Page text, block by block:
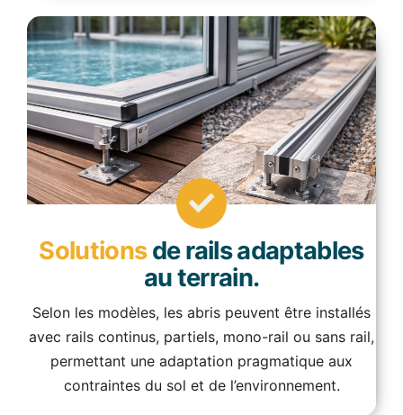
Solutionsde rails adaptables
au terrain.
Selon les modèles, les abris peuvent être installés
avec rails continus, partiels, mono-rail ou sans rail,
permettant une adaptation pragmatique aux
contraintes du sol et de l’environnement.